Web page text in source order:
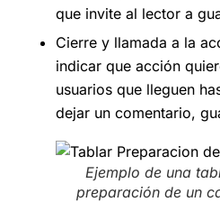
que invite al lector a
Cierre y llamada a la
indicar que acción
usuarios que lleguen
dejar un comentario,
Ejemplo de una
preparación de un